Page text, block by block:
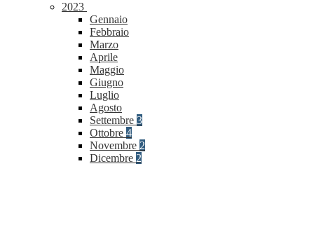
2023
Gennaio
Febbraio
Marzo
Aprile
Maggio
Giugno
Luglio
Agosto
Settembre 3
Ottobre 4
Novembre 2
Dicembre 2